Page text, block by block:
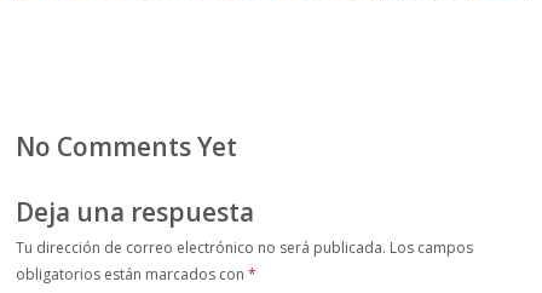
No Comments Yet
Deja una respuesta
Tu dirección de correo electrónico no será publicada. Los campos
obligatorios están marcados con*